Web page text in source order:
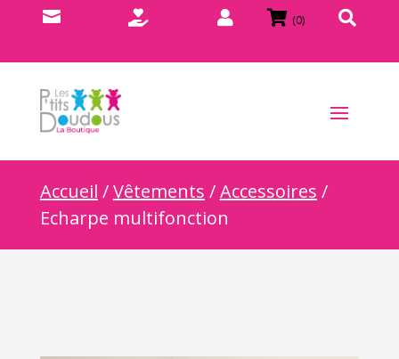
    (0) 
Accueil /Vêtements /Accessoires /
Echarpe multifonction